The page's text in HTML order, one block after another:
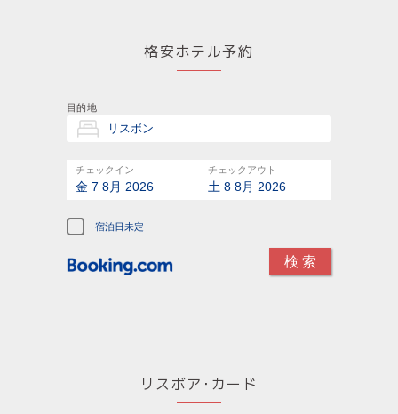
格安ホテル予約
目的地
チェックイン
金 7 8月 2026
チェックアウト
土 8 8月 2026
宿泊日未定
リスボア･カード